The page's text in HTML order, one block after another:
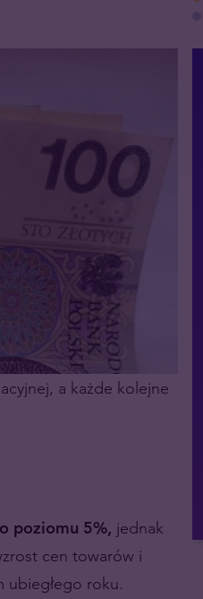
a każde kolejne
poziomu 5%, jednak
cen towarów i
ubiegłego roku.